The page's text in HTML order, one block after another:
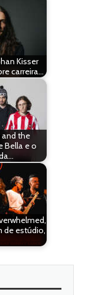
Kisser
carreira…
the
Bella e o
de estúdio,